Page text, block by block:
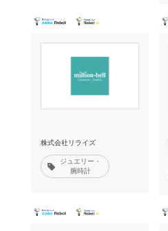
株式会社リライズ
ジュエリー・
腕時計